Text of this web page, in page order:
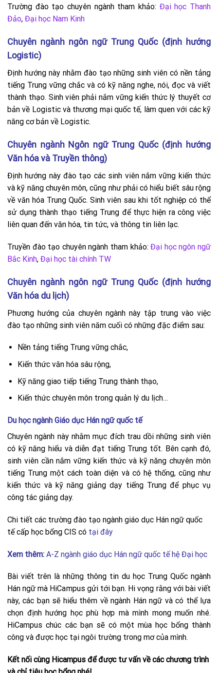
Trường đào tạo chuyên ngành tham khảo: Đại học Thanh
Đảo, Đại học Nam Kinh
Chuyên ngành ngôn ngữ Trung Quốc (định hướng
Logistic)
Định hướng này nhằm đào tạo những sinh viên có nền tảng
tiếng Trung vững chắc và có kỹ năng nghe, nói, đọc và viết
thành thạo. Sinh viên phải nắm vững kiến ​​thức lý thuyết cơ
bản về Logistic và thương mại quốc tế, làm quen với các kỹ
năng cơ bản về Logistic.
Chuyên ngành Ngôn ngữ Trung Quốc (định hướng
Văn hóa và Truyền thông)
Định hướng này đào tạo các sinh viên nắm vững kiến thức
và kỹ năng chuyên môn, cũng như phải có hiểu biết sâu rộng
về văn hóa Trung Quốc. Sinh viên sau khi tốt nghiệp có thể
sử dụng thành thạo tiếng Trung để thực hiện ra công việc
liên quan đến văn hóa, tin tức, và thông tin liên lạc.
Truyền đào tạo chuyên ngành tham khảo:Đại học ngôn ngữ
Bắc Kinh, Đại học tài chính TW
Chuyên ngành ngôn ngữ Trung Quốc (định hướng
Văn hóa du lịch)
Phương hướng của chuyên ngành này tập trung vào việc
đào tạo những sinh viên năm cuối có những đặc điểm sau:
Nền tảng tiếng Trung vững chắc,
Kiến ​​thức văn hóa sâu rộng,
Kỹ năng giao tiếp tiếng Trung thành thạo,
Kiến ​​thức chuyên môn trong quản lý du lịch…
Du học ngành Giáo dục Hán ngữ quốc tế
Chuyên ngành này nhằm mục đích trau dồi những sinh viên
có kỹ năng hiểu và diễn đạt tiếng Trung tốt. Bên cạnh đó,
sinh viên cần nắm vững kiến ​​thức và kỹ năng chuyên môn
tiếng Trung một cách toàn diện và có hệ thống, cũng như
kiến ​​thức và kỹ năng giảng dạy tiếng Trung để phục vụ
công tác giảng dạy.
Chi tiết các trường đào tạo ngành giáo dục Hán ngữ quốc
tế cấp học bổng CIS có tại đây
Xem thêm: A-Z ngành giáo dục Hán ngữ quốc tế hệ Đại học
Bài viết trên là những thông tin du học Trung Quốc ngành
Hán ngữ mà HiCampus gửi tới bạn. Hi vọng rằng với bài viết
này, các bạn sẽ hiểu thêm về ngành Hán ngữ và có thể lựa
chọn định hướng học phù hợp mà mình mong muốn nhé.
HiCampus chúc các bạn sẽ có một mùa học bổng thành
công và được học tại ngôi trường trong mơ của mình.
Kết nối cùng Hicampus để được tư vấn về các chương trình